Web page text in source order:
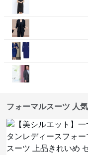
フォーマルスーツ 人